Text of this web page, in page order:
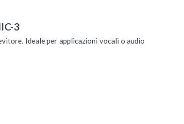
3
Ideale per applicazioni vocali o audio